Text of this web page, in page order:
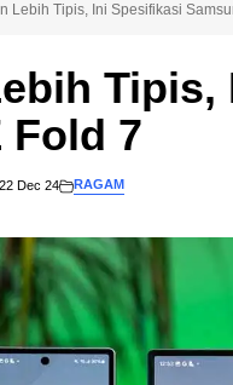
Lebih Tipis, Ini Spesifikasi
Fold 7
22 Dec 24 RAGAM